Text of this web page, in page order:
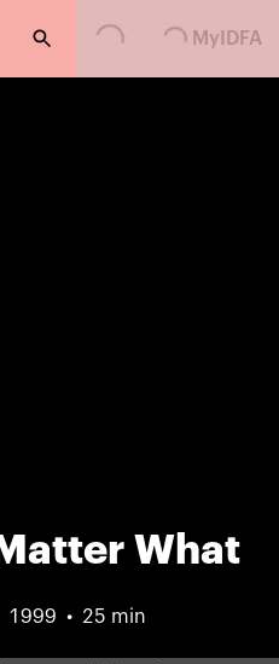
Loading...Loading... MyIDFA
What
1999 25 min